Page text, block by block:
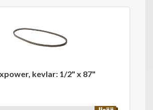
kevlar: 1/2" x 87"